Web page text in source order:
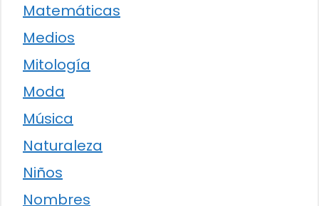
Matemáticas
Medios
Mitología
Moda
Música
Naturaleza
Niños
Nombres